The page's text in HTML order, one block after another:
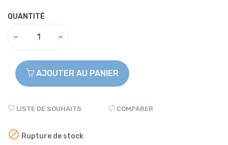
QUANTITÉ
AJOUTER AU PANIER
LISTE DE SOUHAITS COMPARER
 Rupture de stock